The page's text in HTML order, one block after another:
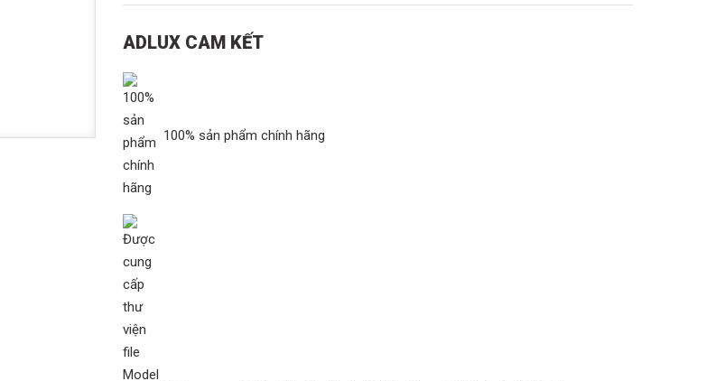
ADLUX CAM KẾT
100% sản phẩm chính hãng